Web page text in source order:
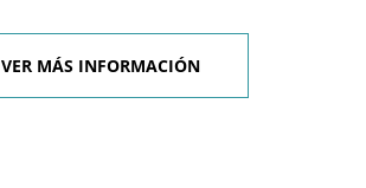
VER MÁS INFORMACIÓN